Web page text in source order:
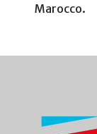
Marocco.